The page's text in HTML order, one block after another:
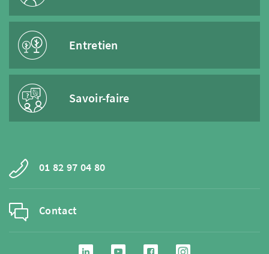
Entretien
Savoir-faire
01 82 97 04 80
Contact